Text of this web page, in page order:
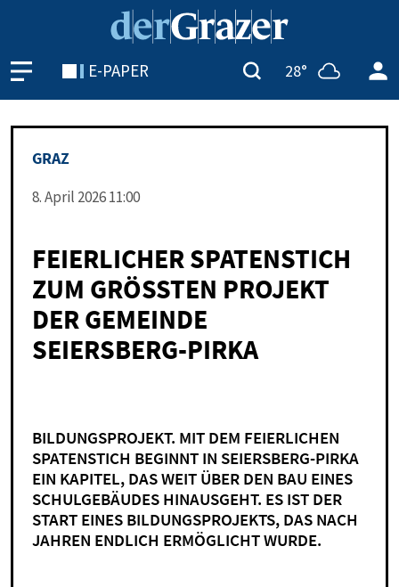
E-PAPER 28°
GRAZ
8. April 2026 11:00
FEIERLICHER SPATENSTICH
ZUM GRÖSSTEN PROJEKT D
ER GEMEINDE S
EIERSBERG-PIRKA
BILDUNGSPROJEKT. MIT DEM FEIERLICHEN
SPATENSTICH BEGINNT IN SEIERSBERG-PIRKA
EIN KAPITEL, DAS WEIT ÜBER DEN BAU EINES
SCHULGEBÄUDES HINAUSGEHT. ES IST DER
START EINES BILDUNGSPROJEKTS, DAS NACH
JAHREN ENDLICH ERMÖGLICHT WURDE.